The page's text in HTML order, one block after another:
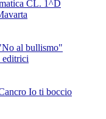
CL. 1^D
al bullismo"
editrici
Io ti boccio